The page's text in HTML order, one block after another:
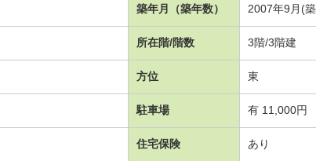
築年月（築年数） 2007年9月(
所在階/階数 3階/3階建
方位 東
駐車場 有 11,000円
住宅保険 あり